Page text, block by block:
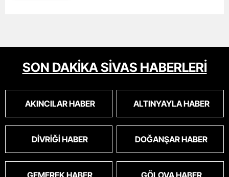
SON DAKİKA SİVAS HABERLERİ
AKINCILAR HABER ALTINYAYLA HABER
DIVRIĞI HABER DOĞANŞAR HABER
GEMEREK HABER GÖLOVA HABER